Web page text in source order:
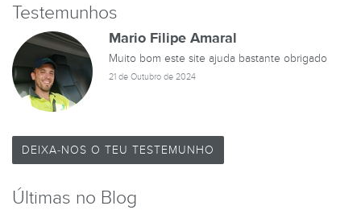
Testemunhos
Mario Filipe Amaral
Muito bom este site ajuda bastante obrigado
21 de Outubro de 2024
DEIXA-NOS O TEU TESTEMUNHO
Últimas no Blog